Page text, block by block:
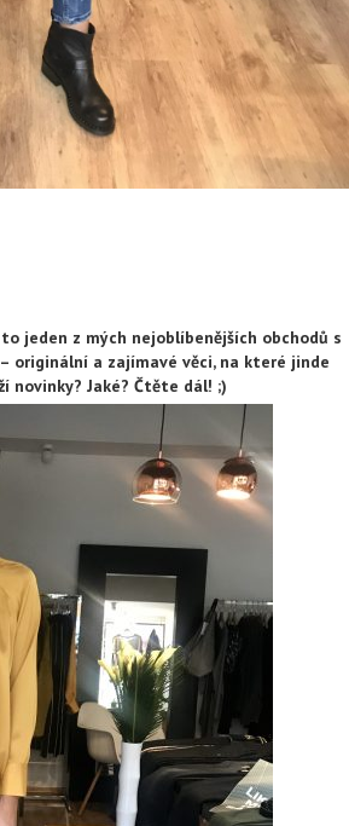
jeden z mých nejoblíbenějších obchodů s
originální a zajímavé věci, na které jinde
Jaké? Čtěte dál! ;)